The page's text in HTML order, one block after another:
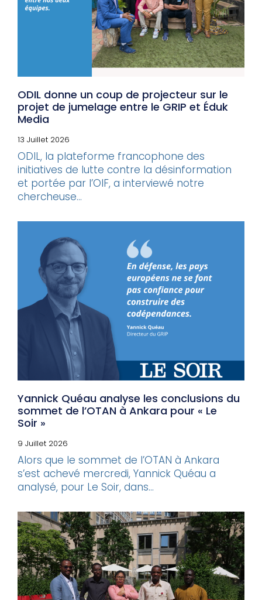
ODIL donne un coup de projecteur sur le
projet de jumelage entre le GRIP et Éduk
Media
13 Juillet 2026
ODIL, la plateforme francophone des
initiatives de lutte contre la désinformation
et portée par l’OIF, a interviewé notre
chercheuse...
Yannick Quéau analyse les conclusions du
sommet de l’OTAN à Ankara pour « Le
Soir »
9 Juillet 2026
Alors que le sommet de l’OTAN à Ankara
s’est achevé mercredi, Yannick Quéau a
analysé, pour Le Soir, dans...